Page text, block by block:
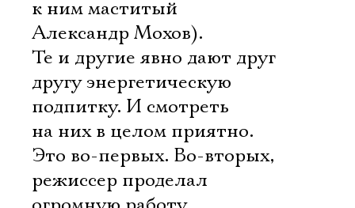
к ним маститый
Александр Мохов).
Те и другие явно дают друг
другу энергетическую
подпитку. И смотреть
на них в целом приятно.
Это во-первых. Во-вторых,
режиссер проделал